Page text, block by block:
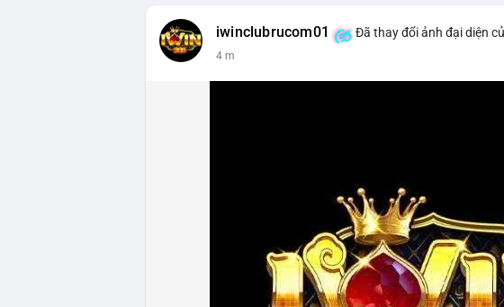
iwinclubrucom01 Đã thay đổi ảnh đại diện
4 m